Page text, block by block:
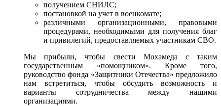
получением СНИЛС;
постановкой на учет в военкомате;
различными организационными, правовыми
процедурами, необходимыми для получения благ
и привилегий, предоставляемых участникам СВО.
Мы прибыли, чтобы свести Мохамеда с таким
государственным «помощником». Кроме того,
руководство фонда «Защитники Отечества» предложило
нам встретиться, чтобы обсудить возможность и
варианты сотрудничества между нашими
организациями.